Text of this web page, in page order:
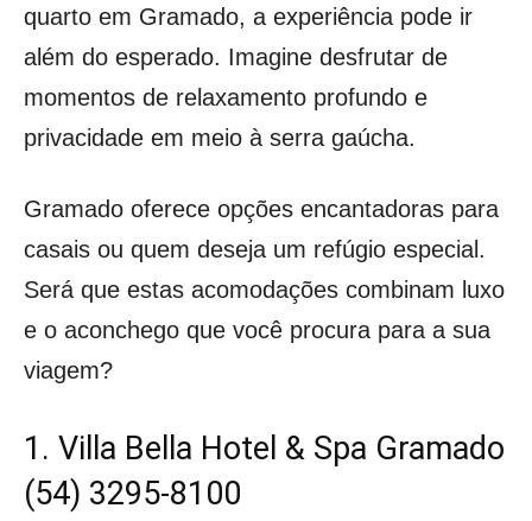
quarto em Gramado, a experiência pode ir
além do esperado. Imagine desfrutar de
momentos de relaxamento profundo e
privacidade em meio à serra gaúcha.
Gramado oferece opções encantadoras para
casais ou quem deseja um refúgio especial.
Será que estas acomodações combinam luxo
e o aconchego que você procura para a sua
viagem?
1. Villa Bella Hotel & Spa Gramado
(54) 3295-8100